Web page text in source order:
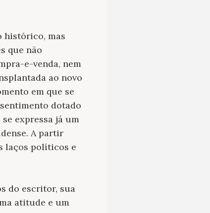
histórico, mas
que não
e-venda, nem
ao novo
em que se
dotado
expressa já um
A partir
laços políticos e
do escritor, sua
atitude e um